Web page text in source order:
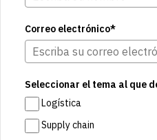
Correo electrónico*
Seleccionar el tema al que
Logística
Supply chain